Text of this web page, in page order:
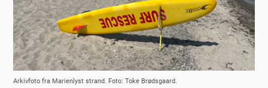
Arkivfoto fra Marienlyst strand. Foto: Toke Brødsgaard.